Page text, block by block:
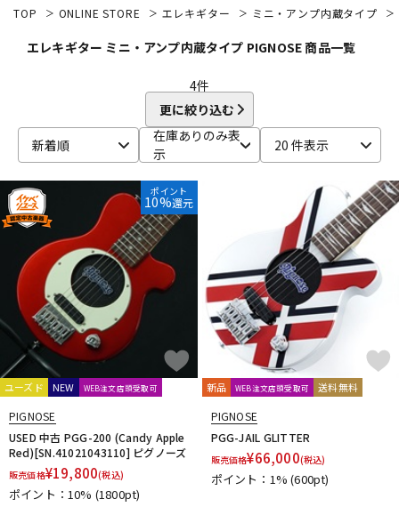
ベース
ドラム パーカッション
キーボード 電子ピアノ
その他楽器
アンプ エフェクター
DJ機器
TOP ONLINE STORE エレキギター ミニ・アンプ内蔵タイプ
エレキギター ミニ・アンプ内蔵タイプ PIGNOSE 商品一覧
4件
更に絞り込む
新着順
在庫ありのみ表
示
20 件表示
ポイント
10%還元
ユーズド NEW WEB注文店頭受取可
PIGNOSE
USED 中古 PGG-200 (Candy Apple
Red)[SN.41021043110] ピグノーズ
販売価格¥19,800(税込)
ポイント：10% (1800pt)
新品 WEB注文店頭受取可 送料無料
PIGNOSE
PGG-JAIL GLITTER
販売価格¥66,000(税込)
ポイント：1%(600pt)